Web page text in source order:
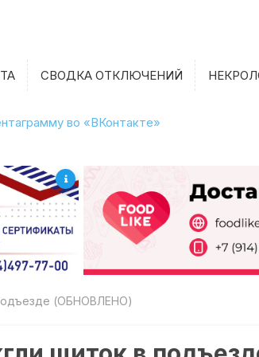
СВОДКА ОТКЛЮЧЕНИЙ
во «ВКонтакте»
(ОБНОВЛЕНО)